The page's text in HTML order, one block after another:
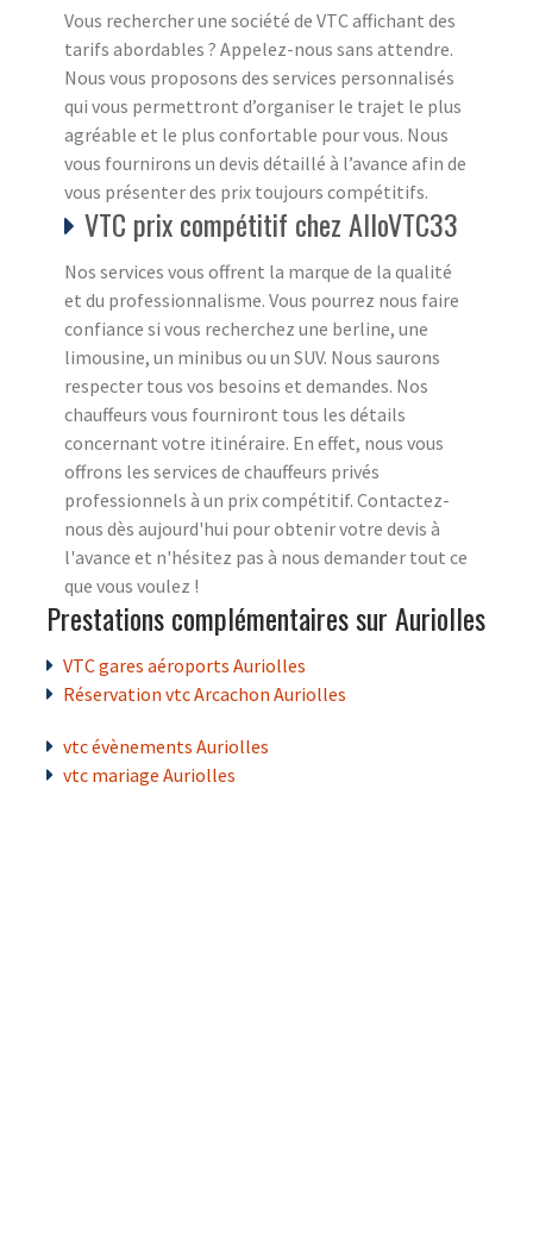
Vous rechercher une société de VTC affichant des
tarifs abordables ? Appelez-nous sans attendre.
Nous vous proposons des services personnalisés
qui vous permettront d’organiser le trajet le plus
agréable et le plus confortable pour vous. Nous
vous fournirons un devis détaillé à l’avance afin de
vous présenter des prix toujours compétitifs.
VTC prix compétitif chez AlloVTC33
Nos services vous offrent la marque de la qualité
et du professionnalisme. Vous pourrez nous faire
confiance si vous recherchez une berline, une
limousine, un minibus ou un SUV. Nous saurons
respecter tous vos besoins et demandes. Nos
chauffeurs vous fourniront tous les détails
concernant votre itinéraire. En effet, nous vous
offrons les services de chauffeurs privés
professionnels à un prix compétitif. Contactez-
nous dès aujourd'hui pour obtenir votre devis à
l'avance et n'hésitez pas à nous demander tout ce
que vous voulez !
Prestations complémentaires sur Auriolles
VTC gares aéroports Auriolles
Réservation vtc Arcachon Auriolles
vtc évènements Auriolles
vtc mariage Auriolles